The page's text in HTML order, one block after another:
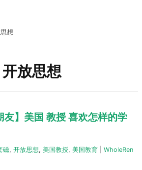
想
开放思想
友】美国 教授 喜欢怎样的学
磁, 开放思想, 美国教授, 美国教育
WholeRen